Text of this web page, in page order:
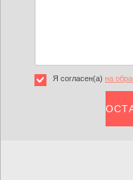
Я согласен(а) на